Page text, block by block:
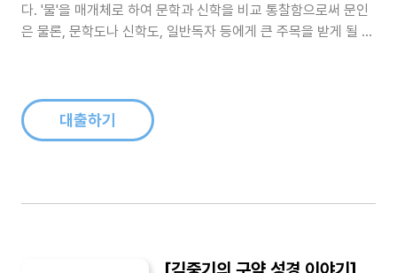
다. '물'을 매개체로 하여 문학과 신학을 비교 통찰함으로써 문인
은 물론, 문학도나 신학도, 일반독자 등에게 큰 주목을 받게 될 것
문학이 신학연구에 큰 ..
대출하기